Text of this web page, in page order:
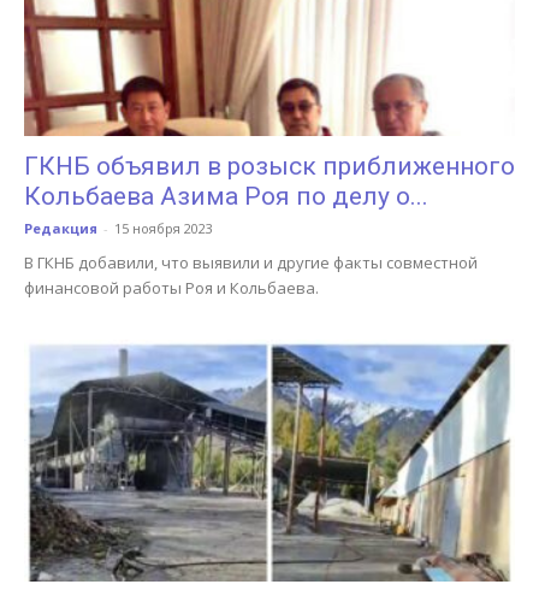
ГКНБ объявил в розыск приближенного
Кольбаева Азима Роя по делу о...
Редакция - 15 ноября 2023
В ГКНБ добавили, что выявили и другие факты совместной
финансовой работы Роя и Кольбаева.